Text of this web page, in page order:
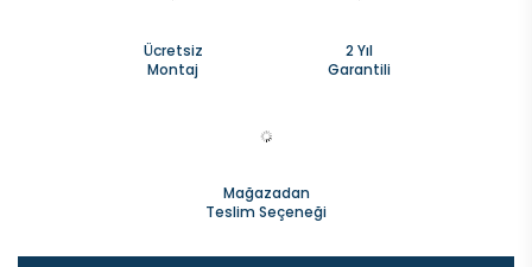
Ücretsiz
Montaj
2 Yıl
Garantili
Mağazadan
Teslim Seçeneği